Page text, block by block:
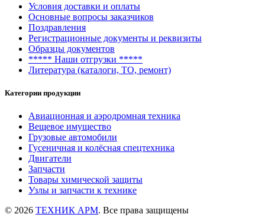
Условия доставки и оплаты
Основные вопросы заказчиков
Поздравления
Регистрационные документы и реквизиты
Образцы документов
***** Наши отгрузки *****
Литература (каталоги, ТО, ремонт)
Категории продукции
Авиационная и аэродромная техника
Вещевое имущество
Грузовые автомобили
Гусеничная и колёсная спецтехника
Двигатели
Запчасти
Товары химической защиты
Узлы и запчасти к технике
© 2026 ТЕХНИК АРМ. Все права защищены